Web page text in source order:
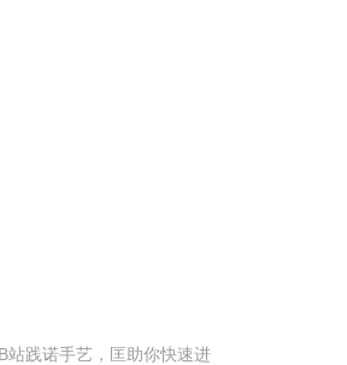
站践诺手艺，匡助你快速进